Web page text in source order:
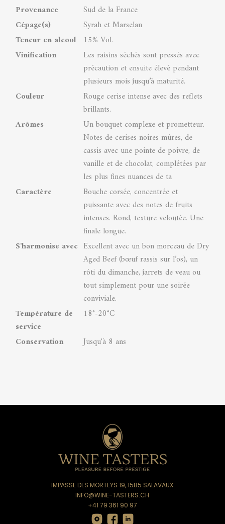
Provenance
Sud de la France
Cépage(s)
Syrah et Marselan
Teneur en alcool
15% Vol.
Vinification
Les raisins séchés sont pressés avec
précaution et ensuite élevé pendant
plusieurs mois jusqu’à maturité.
Couleur
Rouge cerise intense avec des reflets
brillants.
Arômes
Un bouquet complexe et prometteur.
Notes de cerises noires mûres, de
cassis avec une pointe de poivre, de
vanille et de chocolat, complétées par
les plus fines nuances de ta
Caractère
Bouche corsée, concentrée et
puissante avec des notes de fruits
intenses. Rond, texture veloutée. Une
finale longue.
S'harmonise avec Excellent avec un bon morceau de Dry
Aged Beef (bœuf rassis sur l’os), un
rôti du dimanche, jarrets de veau ou
tout simplement pour une soirée
conviviale.
Température de
service
18°-20°C
Conservation
Jusqu'à 8 ans
IMPASSE DES MORTEYS 19, 1585 SALAVAUX
INFO@WINE-TASTERS.CH
+41 79 361 90 97